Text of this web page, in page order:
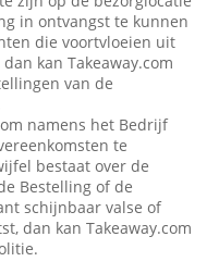
in ontvangst te kunnen
die voortvloeien uit
kan Takeaway.com
van de
namens het Bedrijf
te
bestaat over de
Bestelling of de
schijnbaar valse of
dan kan Takeaway.com